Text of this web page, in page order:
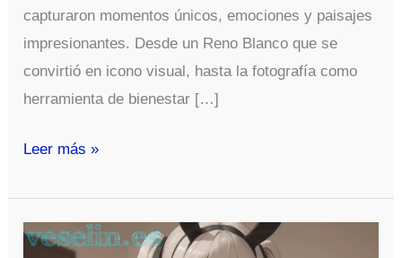
capturaron momentos únicos, emociones y paisajes
impresionantes. Desde un Reno Blanco que se
convirtió en icono visual, hasta la fotografía como
herramienta de bienestar […]
Las
Fotos
de
Leer más »